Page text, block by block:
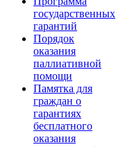
государственных
гарантий
Порядок
оказания
паллиативной
помощи
Памятка для
граждан о
гарантиях
бесплатного
оказания